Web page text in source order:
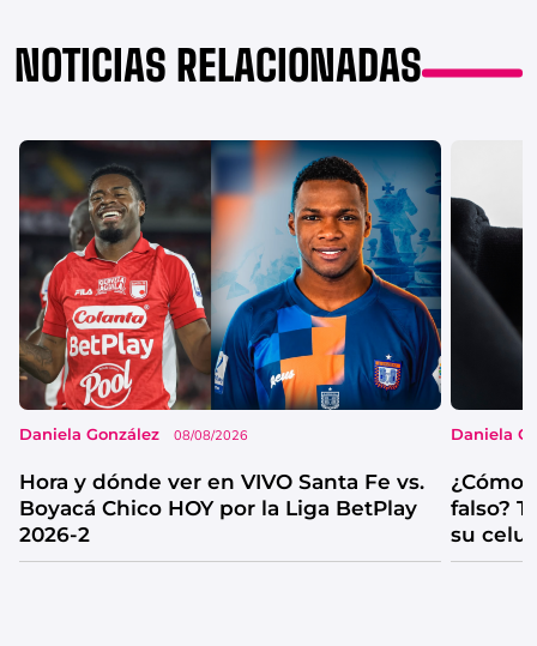
NOTICIAS RELACIONADAS
Daniela González 08/08/2026
Hora y dónde ver en VIVO Santa Fe vs.
Boyacá Chico HOY por la Liga BetPlay
2026-2
Daniela
¿Cómo
falso?
su